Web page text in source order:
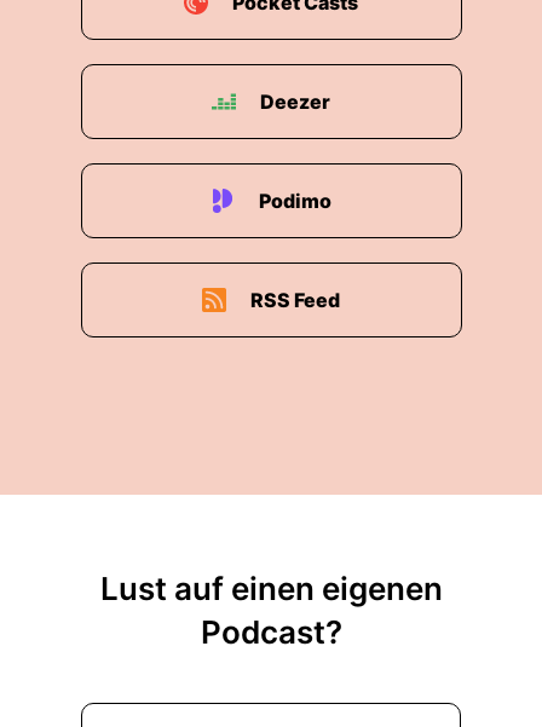
Deezer
Podimo
RSS Feed
Lust auf einen eigenen
Podcast?